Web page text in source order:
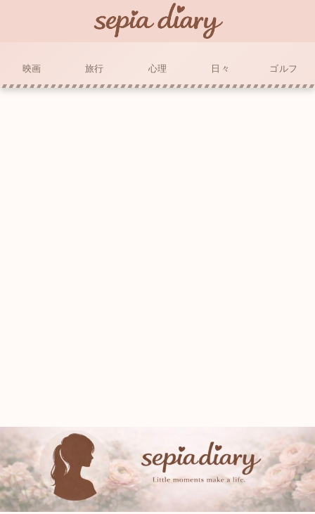
映画 旅行 心理 日々 ゴルフ